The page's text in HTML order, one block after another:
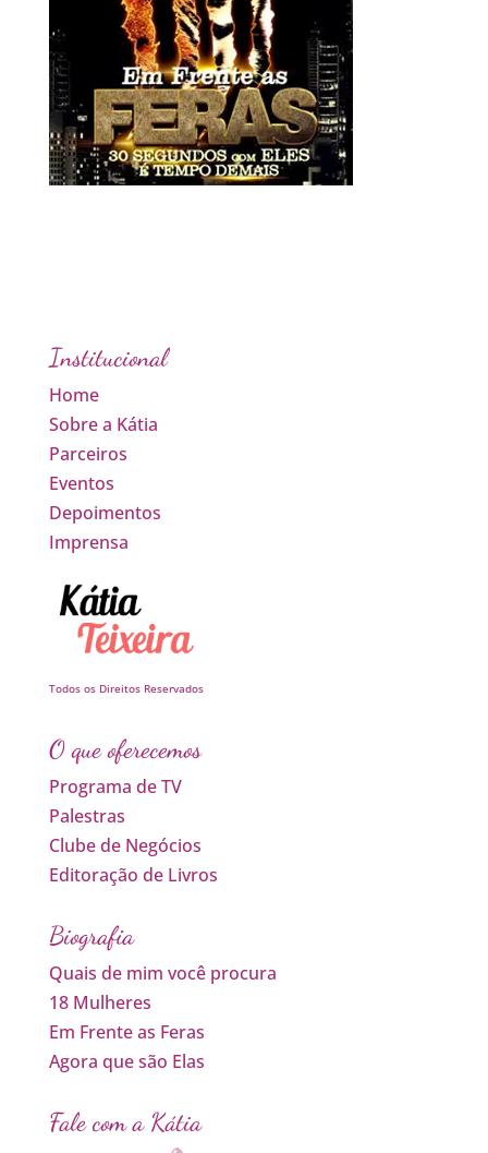
Institucional
Home
Sobre a Kátia
Parceiros
Eventos
Depoimentos
Imprensa
Todos os Direitos Reservados
O que oferecemos
Programa de TV
Palestras
Clube de Negócios
Editoração de Livros
Biografia
Quais de mim você procura
18 Mulheres
Em Frente as Feras
Agora que são Elas
Fale com a Kátia